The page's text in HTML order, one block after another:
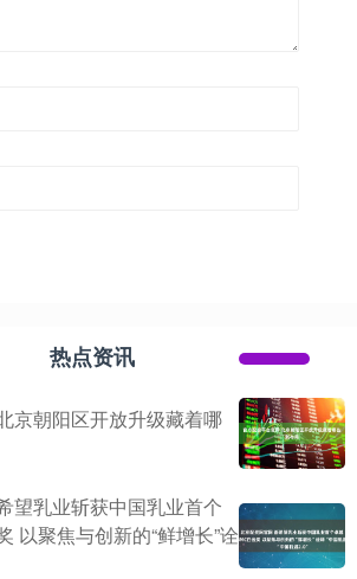
热点资讯
京朝阳区开放升级藏着哪
望乳业斩获中国乳业首个
以聚焦与创新的“鲜增长”诠